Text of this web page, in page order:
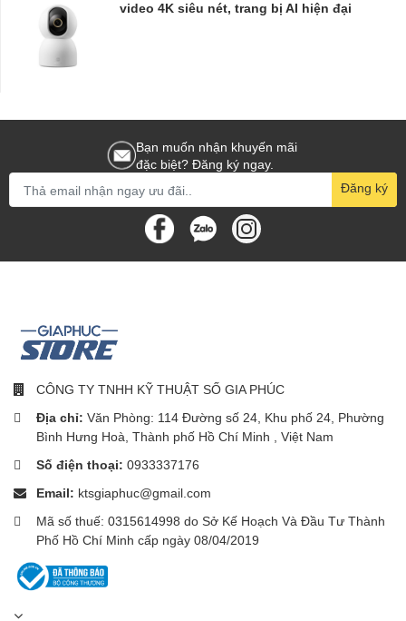
video 4K siêu nét, trang bị AI hiện đại
Bạn muốn nhận khuyến mãi
đặc biệt? Đăng ký ngay.
Đăng ký
CÔNG TY TNHH KỸ THUẬT SỐ GIA PHÚC
Địa chỉ: Văn Phòng: 114 Đường số 24, Khu phố 24, Phường
Bình Hưng Hoà, Thành phố Hồ Chí Minh , Việt Nam
Số điện thoại: 0933337176
Email: ktsgiaphuc@gmail.com
Mã số thuế: 0315614998 do Sở Kế Hoạch Và Đầu Tư Thành
Phố Hồ Chí Minh cấp ngày 08/04/2019